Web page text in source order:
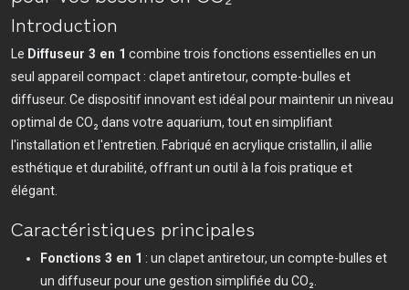
Introduction
Le Diffuseur 3 en 1 combine trois fonctions essentielles en un
seul appareil compact : clapet antiretour, compte-bulles et
diffuseur. Ce dispositif innovant est idéal pour maintenir un niveau
optimal de CO₂ dans votre aquarium, tout en simplifiant
l'installation et l'entretien. Fabriqué en acrylique cristallin, il allie
esthétique et durabilité, offrant un outil à la fois pratique et
élégant.
Caractéristiques principales
Fonctions 3 en 1 : un clapet antiretour, un compte-bulles et
un diffuseur pour une gestion simplifiée du CO₂.